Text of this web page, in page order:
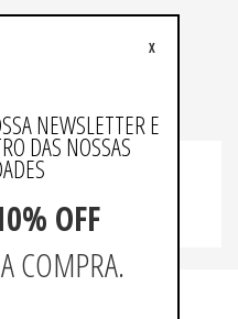
NEWSLETTER E
DAS NOSSAS
OFF
COMPRA.
X